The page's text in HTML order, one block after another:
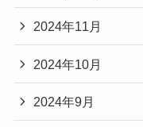
2024年11月
2024年10月
2024年9月